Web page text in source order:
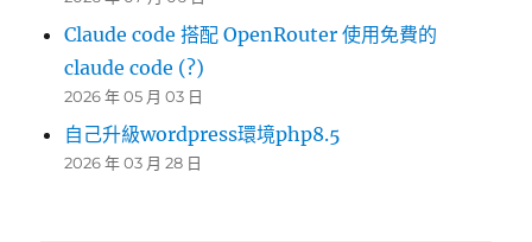
Claude code 搭配 OpenRouter 使用免費的
claude code (?)
2026 年 05 月 03 日
自己升級wordpress環境php8.5
2026 年 03 月 28 日